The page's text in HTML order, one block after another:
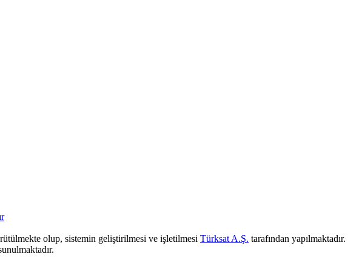
olup, sistemin geliştirilmesi ve işletilmesi Türksat A.Ş. tarafından yapılmaktadır.